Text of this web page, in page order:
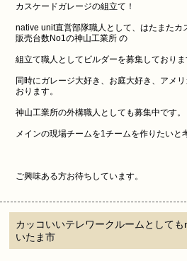
カスケードガレージの組立て！
native unit直営部隊職人として、はたまたカ
販売台数No1の神山工業所 の
組立て職人としてビルダーを募集しておりま
同時にガレージ大好き、お庭大好き、アメ
おります。
神山工業所の外構職人としても募集中です。
メインの現場チームを1チームを作りたいと
ご興味ある方お待ちしています。
カッコいいテレワークルームとし
いたま市